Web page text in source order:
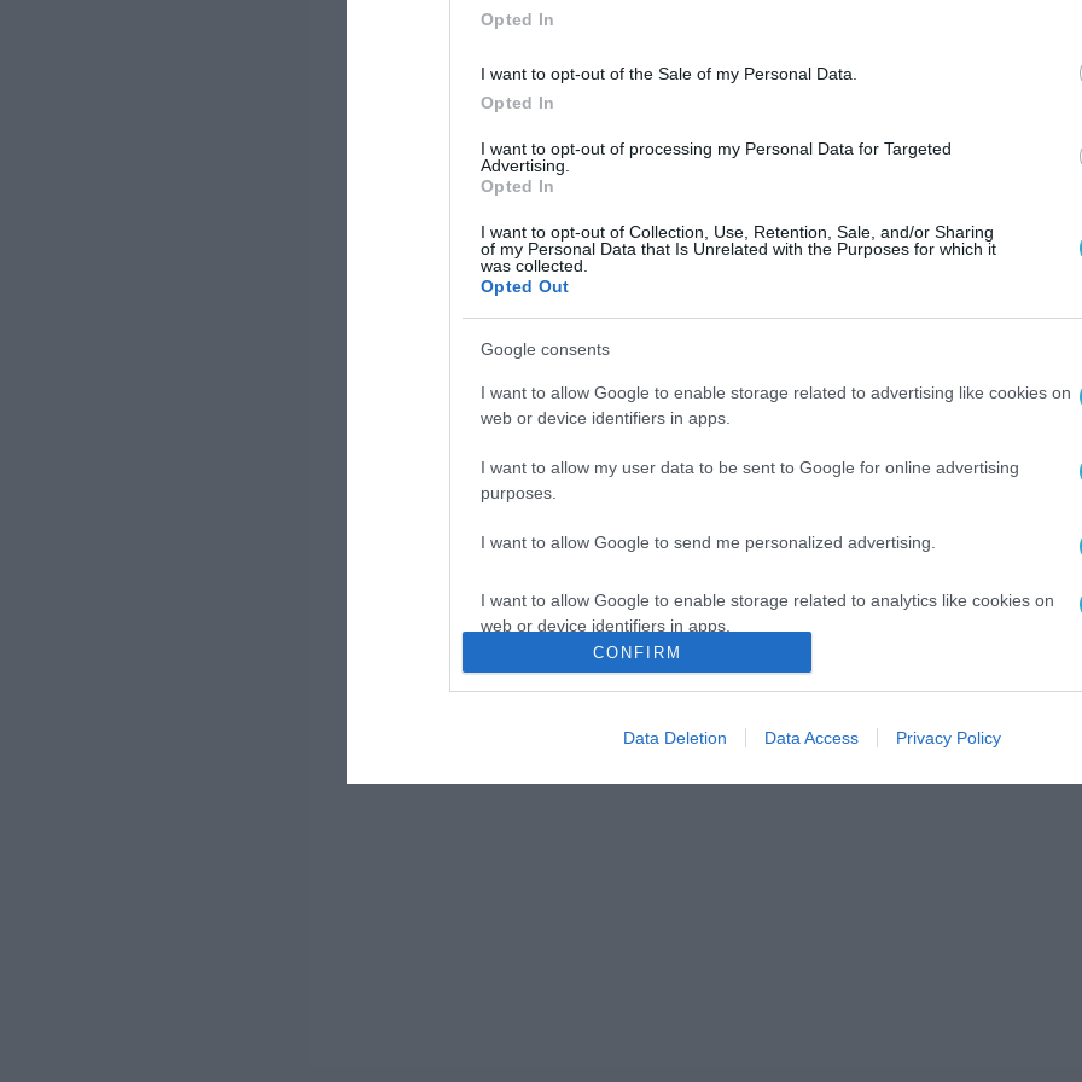
Opted In
I want to opt-out of the Sale of my Personal Data.
Opted In
I want to opt-out of processing my Personal Data for Targeted
Advertising.
Opted In
I want to opt-out of Collection, Use, Retention, Sale, and/or Sharing
of my Personal Data that Is Unrelated with the Purposes for which it
was collected.
Opted Out
Google consents
I want to allow Google to enable storage related to advertising like cookies on
web or device identifiers in apps.
I want to allow my user data to be sent to Google for online advertising
purposes.
I want to allow Google to send me personalized advertising.
I want to allow Google to enable storage related to analytics like cookies on
web or device identifiers in apps.
I want to allow Google to enable storage related to functionality of the website
I want to allow Google to enable storage related to personalization.
CONFIRM
Data Deletion Data Access Privacy Policy